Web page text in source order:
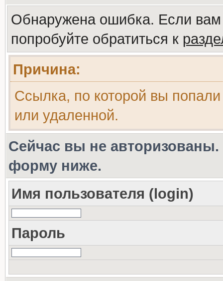
Обнаружена ошибка. Если
попробуйте обратиться к
Причина:
Ссылка, по которой вы
или удаленной.
Сейчас вы не авторизованы.
форму ниже.
Имя пользователя (login)
Пароль